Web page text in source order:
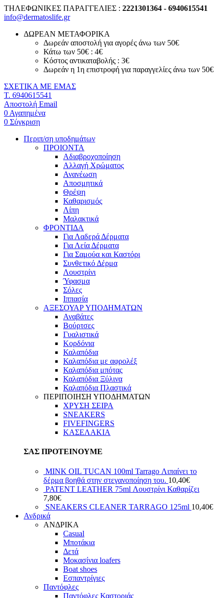
ΤΗΛΕΦΩΝΙΚΕΣ ΠΑΡΑΓΓΕΛΙΕΣ : 2221301364 - 6940615541
info@dermatoslife.gr
ΔΩΡΕΑΝ ΜΕΤΑΦΟΡΙΚΑ
Δωρεάν αποστολή για αγορές άνω των 50€
Κάτω των 50€ : 4€
Κόστος αντικαταβολής : 3€
Δωρεάν η 1η επιστροφή για παραγγελίες άνω των 50€
ΣΧΕΤΙΚΑ ΜΕ ΕΜΑΣ
T. 6940615541
Αποστολή Email
0 Αγαπημένα
0 Σύγκριση
Περιπ/ση υποδημάτων
ΠΡΟΙΟΝΤΑ
Αδιαβροχοποίηση
Αλλαγή Χρώματος
Ανανέωση
Αποσμητικά
Θρέψη
Καθαρισμός
Λίπη
Μαλακτικά
ΦΡΟΝΤΙΔΑ
Για Λαδερά Δέρματα
Για Λεία Δέρματα
Για Σαμούα και Καστόρι
Συνθετικό Δέρμα
Λουστρίνι
Ύφασμα
Σόλες
Ιππασία
ΑΞΕΣΟΥΑΡ ΥΠΟΔΗΜΑΤΩΝ
Αναβάτες
Βούρτσες
Γυαλιστικά
Κορδόνια
Καλαπόδια
Καλαπόδια με αφρολέξ
Καλαπόδια μπότας
Καλαπόδια Ξύλινα
Καλαπόδια Πλαστικά
ΠΕΡΙΠΟΙΗΣΗ ΥΠΟΔΗΜΑΤΩΝ
ΧΡΥΣΗ ΣΕΙΡΑ
SNEAKERS
FIVEFINGERS
ΚΑΣΕΛΑΚΙΑ
ΣΑΣ ΠΡΟΤΕΙΝΟΥΜΕ
MINK OIL TUCAN 100ml Tarrago Λιπαίνει το
δέρμα βοηθά στην στεγανοποίηση του. 10,40€
PATENT LEATHER 75ml Λουστρίνι Καθαρίζει
7,80€
SNEAKERS CLEANER TARRAGO 125ml 10,40€
Ανδρικά
ΑΝΔΡΙΚΑ
Casual
Μποτάκια
Δετά
Μοκασίνια loafers
Boat shoes
Εσπαντρίγιες
Παντόφλες
Παντόφλες Καστοριάς